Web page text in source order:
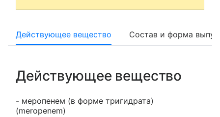
Действующее вещество Состав и форма
Действующее вещество
- меропенем (в форме тригидрата)
(meropenem)